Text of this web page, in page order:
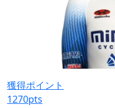
獲得ポイント
1270pts